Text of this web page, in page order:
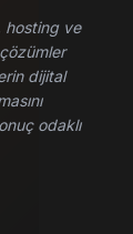
hosting ve
dijital
odaklı